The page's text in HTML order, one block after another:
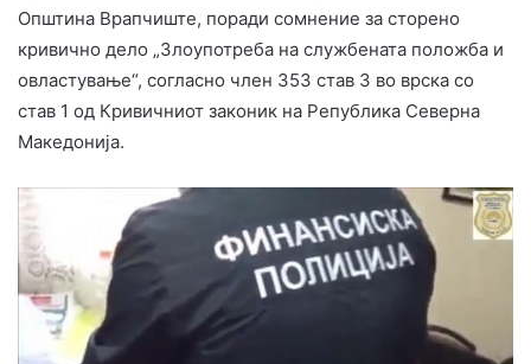
Општина Врапчиште, поради сомнение за сторено
кривично дело „Злоупотреба на службената положба и
овластување“, согласно член 353 став 3 во врска со
став 1 од Кривичниот законик на Република Северна
Македонија.